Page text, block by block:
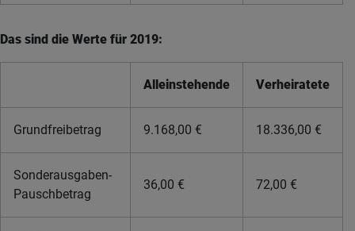
Das sind die Werte für 2019:
Alleinstehende Verheiratete
Grundfreibetrag 9.168,00 € 18.336,00 €
Sonderausgaben-
Pauschbetrag
36,00 € 72,00 €